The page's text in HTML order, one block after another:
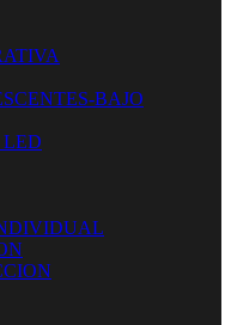
BAJO